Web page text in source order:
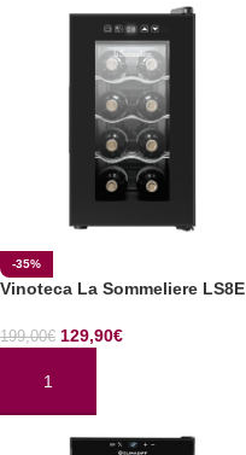
-35%
Vinoteca La Sommeliere LS8E
199,00€ 129,90€
AÑADIR AL CARRITO